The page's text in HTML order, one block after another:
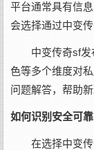
平台通常具有信
会选择通过中变
中变传奇sf
色等多个维度对
问题解答，帮助
如何识别安全可
在选择中变